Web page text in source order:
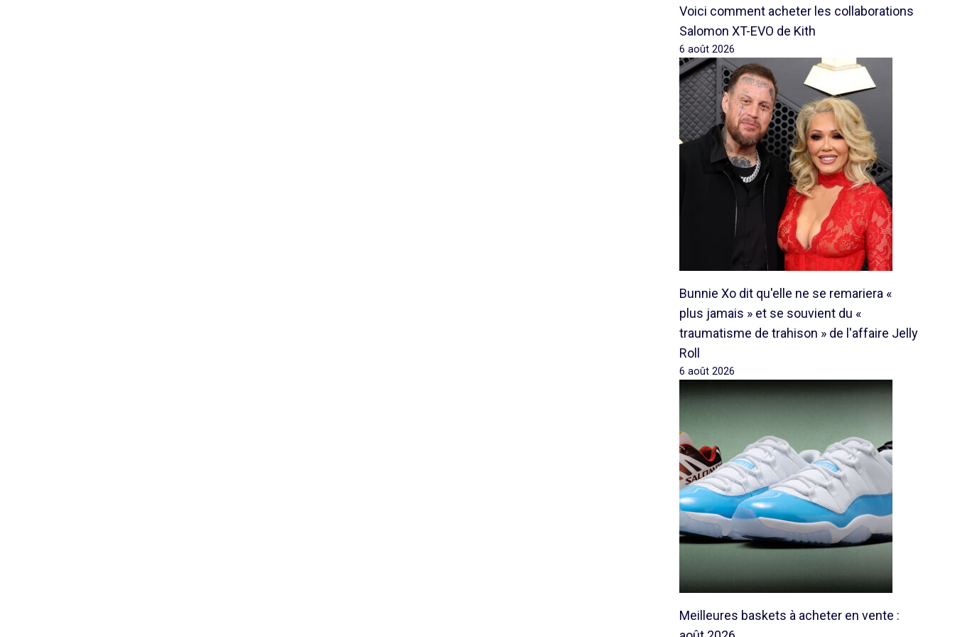
Voici comment acheter les collaborations
Salomon XT-EVO de Kith
6 août 2026
Bunnie Xo dit qu'elle ne se remariera «
plus jamais » et se souvient du «
traumatisme de trahison » de l'affaire Jelly
Roll
6 août 2026
Meilleures baskets à acheter en vente :